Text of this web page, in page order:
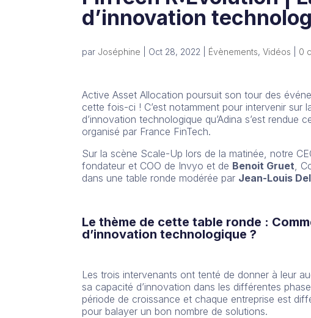
d’innovation
par Joséphine Oct 28, 2022 Évènements,Vidéos 0
Active Asset Allocation poursuit son tour des
cette fois-ci ! C’est notamment pour intervenir sur
d’innovation technologique qu’Adina s’est rendue
organisé par France FinTech.
Sur la scène Scale-Up lors de la matinée, notre
fondateur et COO de Invyo et de Benoit Gruet,
dans une table ronde modérée par Jean-Louis
Le thème de cette table ronde :
d’innovation technologique ?
Les trois intervenants ont tenté de donner à leur
sa capacité d’innovation dans les différentes
période de croissance et chaque entreprise est
pour balayer un bon nombre de solutions.